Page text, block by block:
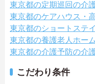
東京都の定期巡回の介
東京都のケアハウス・
東京都のショートステ
東京都の養護老人ホー
東京都の介護予防の介
こだわり条件